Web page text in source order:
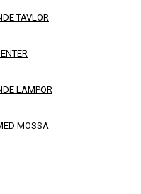
TAVLOR
LAMPOR
MOSSA